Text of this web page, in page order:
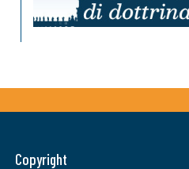
Copyright